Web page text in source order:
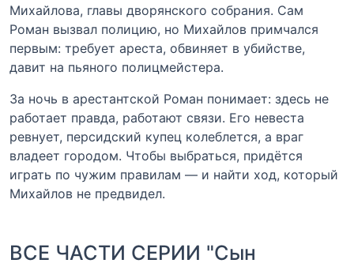
Михайлова, главы дворянского собрания. Сам
Роман вызвал полицию, но Михайлов примчался
первым: требует ареста, обвиняет в убийстве,
давит на пьяного полицмейстера.
За ночь в арестантской Роман понимает: здесь не
работает правда, работают связи. Его невеста
ревнует, персидский купец колеблется, а враг
владеет городом. Чтобы выбраться, придётся
играть по чужим правилам — и найти ход, который
Михайлов не предвидел.
ВСЕ ЧАСТИ СЕРИИ "Сын